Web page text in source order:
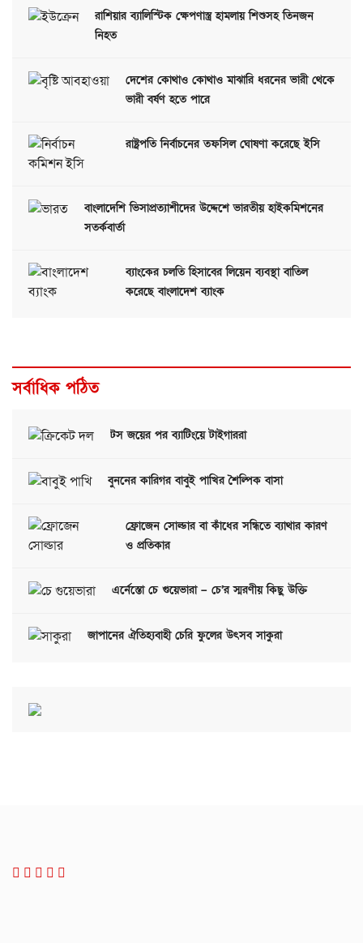
রাশিয়ার ব্যালিস্টিক ক্ষেপণাস্ত্র হামলায় শিশুসহ তিনজন
নিহত
দেশের কোথাও কোথাও মাঝারি ধরনের ভারী থেকে
ভারী বর্ষণ হতে পারে
রাষ্ট্রপতি নির্বাচনের তফসিল ঘোষণা করেছে ইসি
বাংলাদেশি ভিসাপ্রত্যাশীদের উদ্দেশে ভারতীয় হাইকমিশনের
সতর্কবার্তা
ব্যাংকের চলতি হিসাবের লিয়েন ব্যবস্থা বাতিল
করেছে বাংলাদেশ ব্যাংক
সর্বাধিক পঠিত
টস জয়ের পর ব্যাটিংয়ে টাইগাররা
বুননের কারিগর বাবুই পাখির শৈল্পিক বাসা
ফ্রোজেন সোল্ডার বা কাঁধের সন্ধিতে ব্যাথার কারণ
ও প্রতিকার
এর্নেস্তো চে গুয়েভারা – চে’র স্মরণীয় কিছু উক্তি
জাপানের ঐতিহ্যবাহী চেরি ফুলের উৎসব সাকুরা